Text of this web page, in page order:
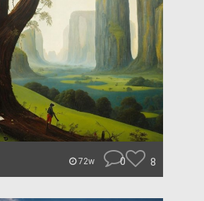
72w 0 8